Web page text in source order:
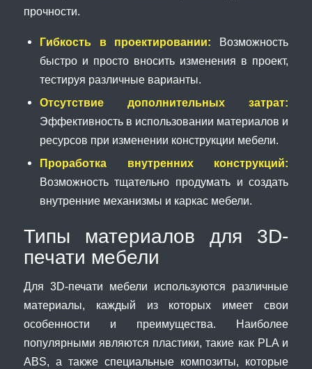
прочности.
Гибкость в проектировании: Возможность
быстро и просто вносить изменения в проект,
тестируя различные варианты.
Отсутствие дополнительных затрат:
Эффективность в использовании материалов и
ресурсов при изменении конструкции мебели.
Проработка внутренних конструкций:
Возможность тщательно продумать и создать
внутренние механизмы и каркас мебели.
Типы материалов для 3D-
печати мебели
Для 3D-печати мебели используются различные
материалы, каждый из которых имеет свои
особенности и преимущества. Наиболее
популярными являются пластики, такие как PLA и
ABS, а также специальные композиты, которые